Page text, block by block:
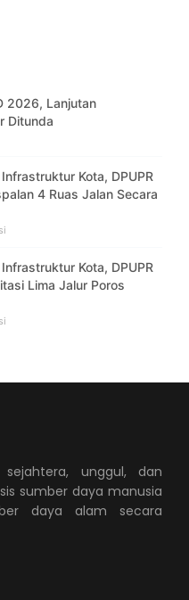
2026, Lanjutan
Ditunda
Kota, DPUPR
4 Ruas Jalan Secara
Kota, DPUPR
Lima Jalur Poros
sejahtera, unggul, dan
sumber daya manusia
daya alam secara